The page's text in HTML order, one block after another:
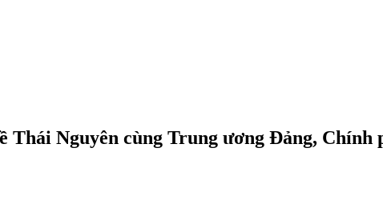
Nguyên cùng Trung ương Đảng, Chính